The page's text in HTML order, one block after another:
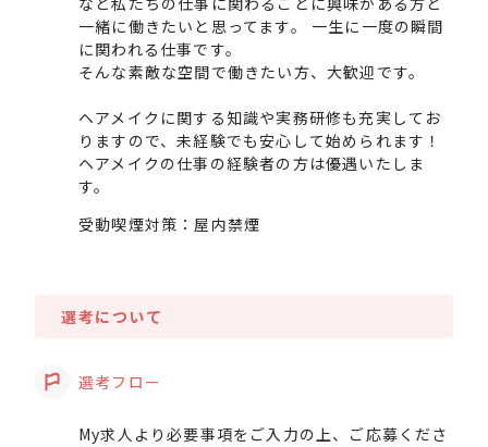
一緒に働きたいと思ってます。 一生に一度の瞬間
に関われる仕事です。
そんな素敵な空間で働きたい方、大歓迎です。
ヘアメイクに関する知識や実務研修も充実してお
りますので、未経験でも安心して始められます！
ヘアメイクの仕事の経験者の方は優遇いたしま
す。
受動喫煙対策：屋内禁煙
選考について
選考フロー
My求人より必要事項をご入力の上、ご応募くださ